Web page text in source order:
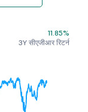
11.85%
3Y सीएजीआर रिटर्न